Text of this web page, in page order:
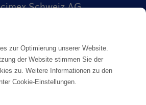
Schweiz AG
légales
zur Optimierung unserer Website.
der Website stimmen Sie der
zu. Weitere Informationen zu den
Cookie-Einstellungen.